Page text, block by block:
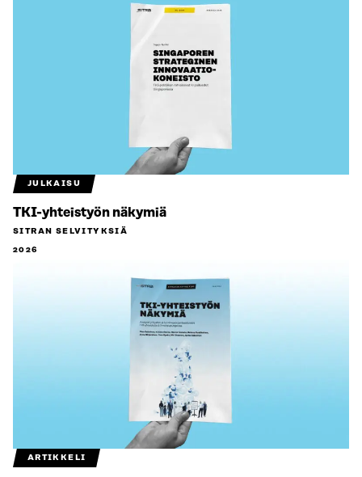
JULKAISU
TKI-yhteistyön näkymiä
SITRAN SELVITYKSIÄ
2026
ARTIKKELI